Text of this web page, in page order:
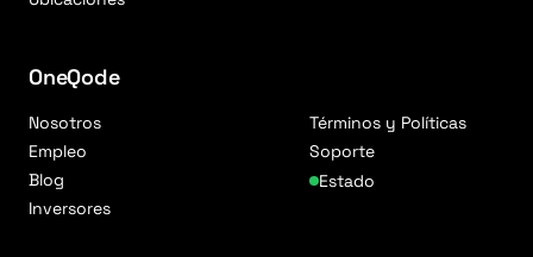
OneQode
Nosotros
Empleo
Blog
Inversores
Términos y Políticas
Soporte
Estado